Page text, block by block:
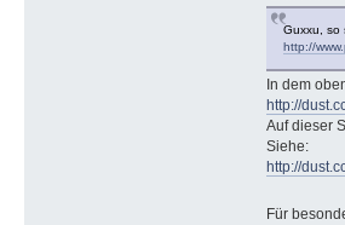
Guxxu, so
http://
In dem
http://
Auf dieser
Siehe:
http://
Für